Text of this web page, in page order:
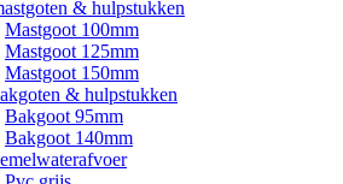
& hulpstukken
Mastgoot 100mm
Mastgoot 125mm
Mastgoot 150mm
& hulpstukken
Bakgoot 95mm
Bakgoot 140mm